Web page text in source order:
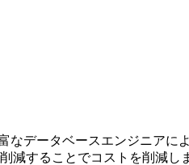
なデータベースエンジニア
減することでコストを削減し